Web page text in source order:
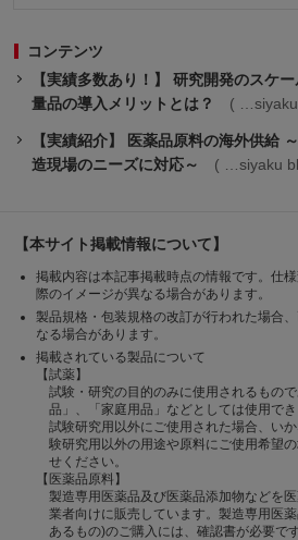
コンテンツ
【実績多数あり！】 研究開発のスケ
量品の導入メリットとは？
【実績紹介】 医薬品原料の海外供給
造現場のニーズに対応～
siyaku
【本サイト掲載情報について】
掲載内容は本記事掲載時点の情報です。仕
際のイメージが異なる場合があります。
製品規格・包装規格の改訂が行われた場合
なる場合があります。
掲載されている製品について
【試薬】
試験・研究の目的のみに使用されるもの
品」、「家庭用品」などとしては使用でき
試験研究用以外にご使用された場合、い
験研究用以外の用途や原料にご使用希望
せください。
【医薬品原料】
製造専用医薬品及び医薬品添加物などを
業者向けに販売しています。製造専用医
あるもの)のご購入には、確認書が必要です